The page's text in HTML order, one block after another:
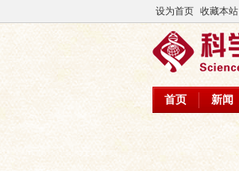
设为首页 收藏本站
首页 新闻